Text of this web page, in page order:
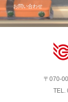
お問い合わせ
〒070-
TEL.